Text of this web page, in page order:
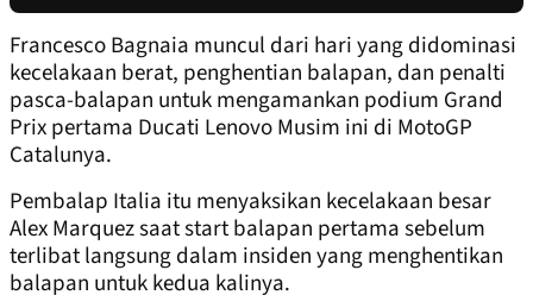
Francesco Bagnaia muncul dari hari yang didominasi
kecelakaan berat, penghentian balapan, dan penalti
pasca-balapan untuk mengamankan podium Grand
Prix pertama Ducati Lenovo Musim ini di MotoGP
Catalunya.
Pembalap Italia itu menyaksikan kecelakaan besar
Alex Marquez saat start balapan pertama sebelum
terlibat langsung dalam insiden yang menghentikan
balapan untuk kedua kalinya.